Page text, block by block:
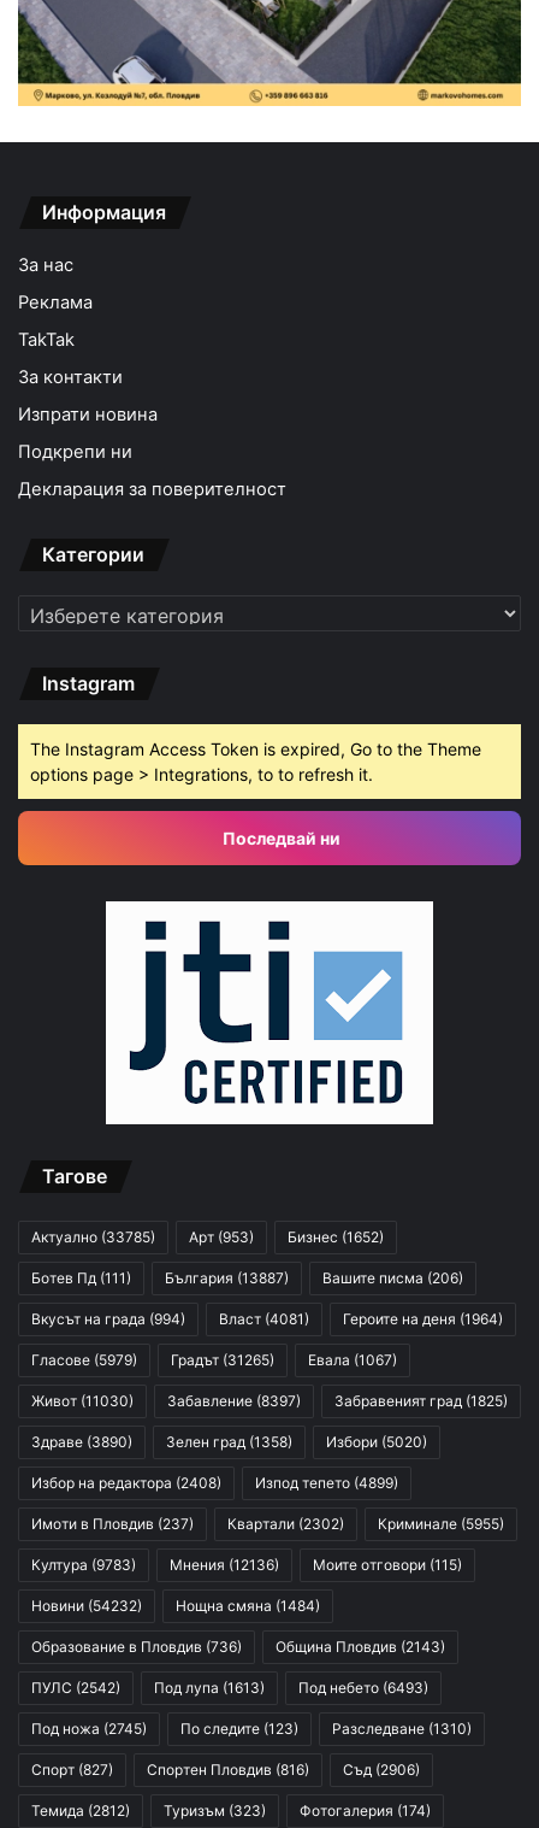
Информация
За нас
Реклама
TakTak
За контакти
Изпрати новина
Подкрепи ни
Декларация за поверителност
Категории
Категории
Instagram
The Instagram Access Token is expired, Go to the Theme
options page > Integrations, to to refresh it.
Последвай ни
Тагове
Актуално (33785) Арт (953) Бизнес (1652)
Ботев Пд (111) България (13887) Вашите писма (206)
Вкусът на града (994) Власт (4081) Героите на деня (1964)
Гласове (5979) Градът (31265) Евала (1067)
Живот (11030) Забавление (8397) Забравеният град (1825)
Здраве (3890) Зелен град (1358) Избори (5020)
Избор на редактора (2408) Изпод тепето (4899)
Имоти в Пловдив (237) Квартали (2302) Криминале (5955)
Култура (9783) Мнения (12136) Моите отговори (115)
Новини (54232) Нощна смяна (1484)
Образование в Пловдив (736) Община Пловдив (2143)
ПУЛС (2542) Под лупа (1613) Под небето (6493)
Под ножа (2745) По следите (123) Разследване (1310)
Спорт (827) Спортен Пловдив (816) Съд (2906)
Темида (2812) Туризъм (323) Фотогалерия (174)